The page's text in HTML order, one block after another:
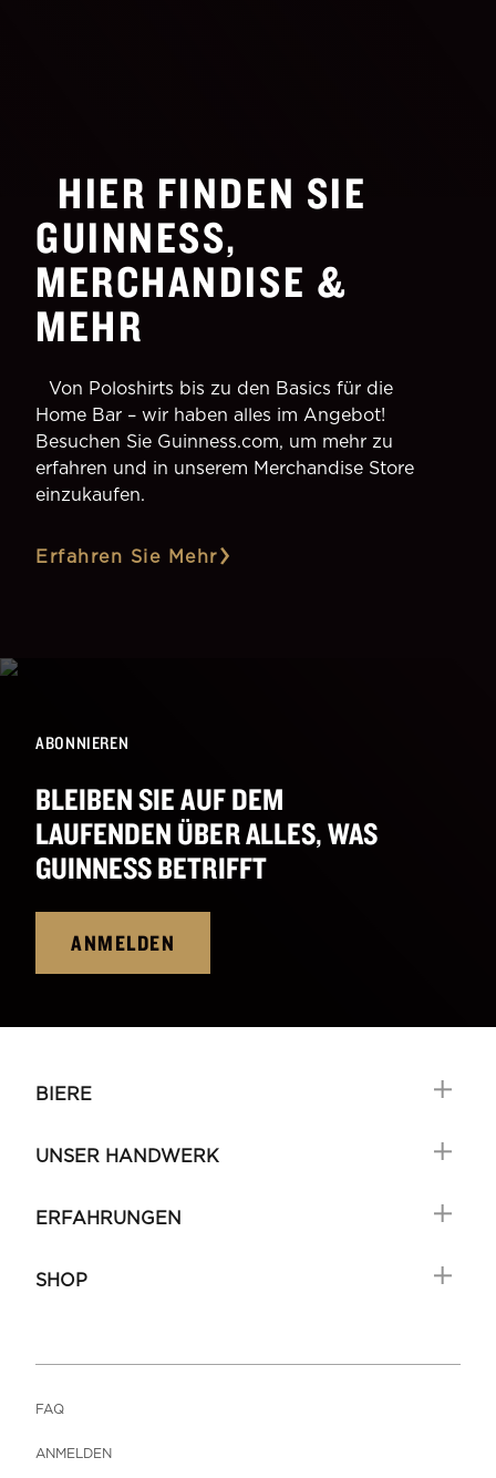
HIER FINDEN SIE
GUINNESS,
MERCHANDISE &
MEHR
Von Poloshirts bis zu den Basics für die
Home Bar – wir haben alles im Angebot!
Besuchen Sie Guinness.com, um mehr zu
erfahren und in unserem Merchandise Store
einzukaufen.
Erfahren Sie Mehr
ABONNIEREN
BLEIBEN SIE AUF DEM
LAUFENDEN ÜBER ALLES, WAS
GUINNESS BETRIFFT
ANMELDEN
BIERE
UNSER HANDWERK
ERFAHRUNGEN
SHOP
FAQ
ANMELDEN